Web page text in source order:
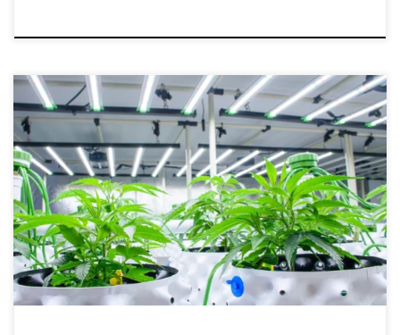
Ogrodnictwo domowe – pełny poradnik, jak uprawiać rośliny w
mieszkaniu przez cały rok Ogrodnictwo domowe to sposób na
stworzenie zielonej przestrzeni w samym sercu Twojego
mieszkania. Nawet jeśli nie masz ogrodu ani działki, możesz
cieszyć się świeżymi ziołami, warzywami i kwiatami przez cały
rok. Uprawa roślin w domu nie tylko […]